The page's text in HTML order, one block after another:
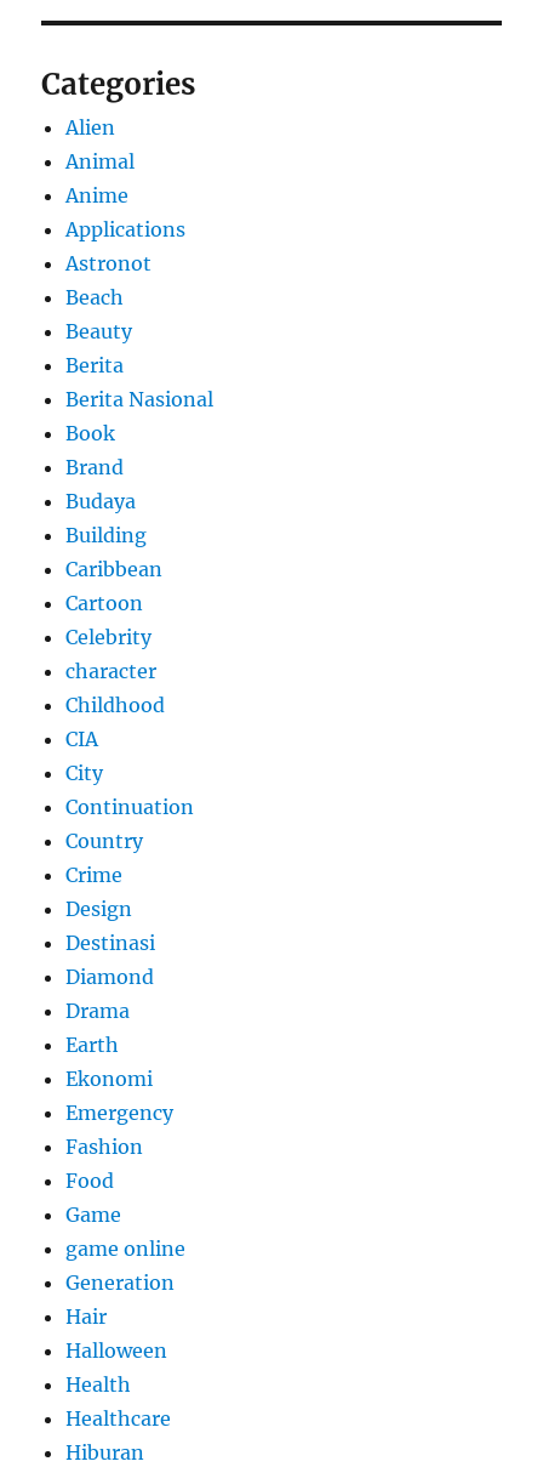
Categories
Alien
Animal
Anime
Applications
Astronot
Beach
Beauty
Berita
Berita Nasional
Book
Brand
Budaya
Building
Caribbean
Cartoon
Celebrity
character
Childhood
CIA
City
Continuation
Country
Crime
Design
Destinasi
Diamond
Drama
Earth
Ekonomi
Emergency
Fashion
Food
Game
game online
Generation
Hair
Halloween
Health
Healthcare
Hiburan